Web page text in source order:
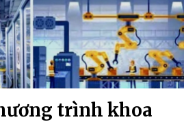
trình khoa